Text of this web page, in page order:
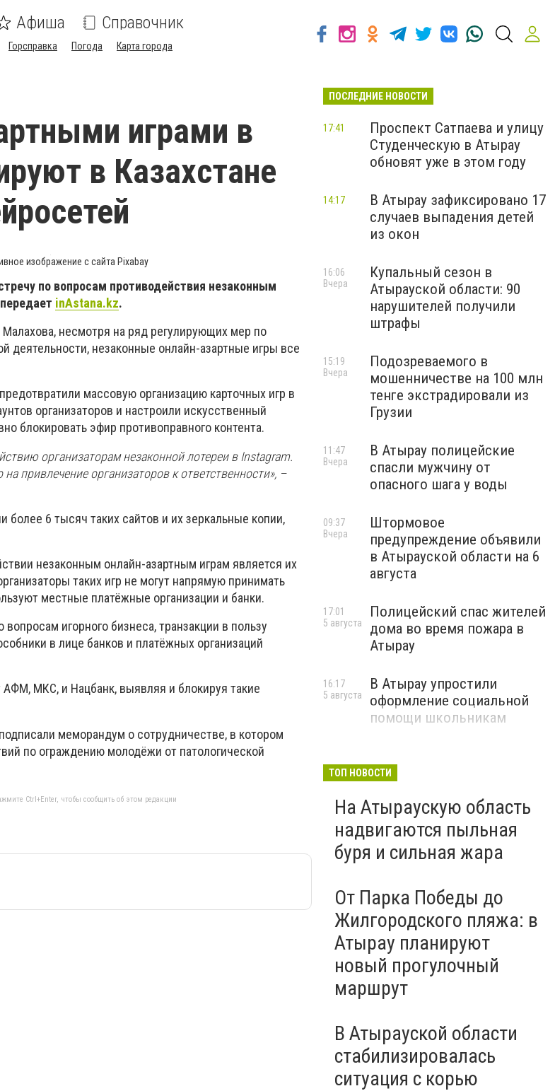
Афиша Справочник
Горсправка Погода Карта города
играми в
в Казахстане
изображение с сайта Pixabay
по вопросам противодействия незаконным
inAstana.kz.
несмотря на ряд регулирующих мер по
деятельности, незаконные онлайн-азартные игры все
массовую организацию карточных игр в
организаторов и настроили искусственный
блокировать эфир противоправного контента.
организаторам незаконной лотереи в Instagram.
привлечение организаторов к ответственности», –
более 6 тысяч таких сайтов и их зеркальные копии,
незаконным онлайн-азартным играм является их
таких игр не могут напрямую принимать
местные платёжные организации и банки.
игорного бизнеса, транзакции в пользу
в лице банков и платёжных организаций
МКС, и Нацбанк, выявляя и блокируя такие
меморандум о сотрудничестве, в котором
по ограждению молодёжи от патологической
Ctrl+Enter, чтобы сообщить об этом редакции
ПОСЛЕДНИЕ НОВОСТИ
Проспект Сатпаева и улицу
Студенческую в Атырау
обновят уже в этом году
17:41
В Атырау зафиксировано 17
случаев выпадения детей
из окон
14:17
Купальный сезон в
Атырауской области: 90
нарушителей получили
штрафы
16:06
Вчера
Подозреваемого в
мошенничестве на 100 млн
тенге экстрадировали из
Грузии
15:19
Вчера
В Атырау полицейские
спасли мужчину от
опасного шага у воды
11:47
Вчера
Штормовое
предупреждение объявили
в Атырауской области на 6
августа
09:37
Вчера
Полицейский спас жителей
дома во время пожара в
Атырау
17:01
5 августа
В Атырау упростили
оформление социальной
помощи школьникам
16:17
5 августа
ТОП НОВОСТИ
На Атыраускую область
надвигаются пыльная
буря и сильная жара
От Парка Победы до
Жилгородского пляжа: в
Атырау планируют
новый прогулочный
маршрут
В Атырауской области
стабилизировалась
ситуация с корью